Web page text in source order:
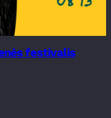
festivalis